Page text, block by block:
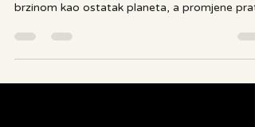
brzinom kao ostatak planeta, a promjene
jezgra, golema čvrsta kugla željeza smještena
na više od 5.000 kilometara dubine, pokazuje